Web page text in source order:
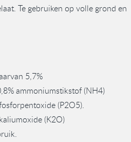
Te gebruiken op volle grond en
5,7%
ammoniumstikstof (NH4)
(P2O5).
(K2O)